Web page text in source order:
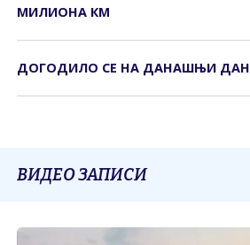
МИЛИОНА КМ
ДОГОДИЛО СЕ НА ДАНАШЊИ ДАН
ВИДЕО ЗАПИСИ